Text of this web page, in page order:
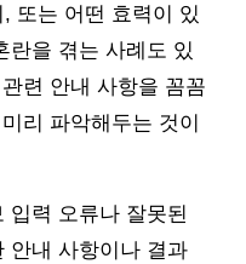
또는 어떤 효력이 있
란을 겪는 사례도 있
련 안내 사항을 꼼꼼
리 파악해두는 것이
입력 오류나 잘못된
안내 사항이나 결과